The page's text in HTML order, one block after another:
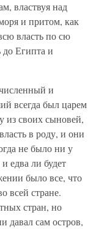
властвуя над
и притом, как
власть по сю
до Египта и
и
всегда был царем
из своих сыновей,
в роду, и они
не было ни у
едва ли будет
было все, что
всей стране.
стран, но
давал сам остров,